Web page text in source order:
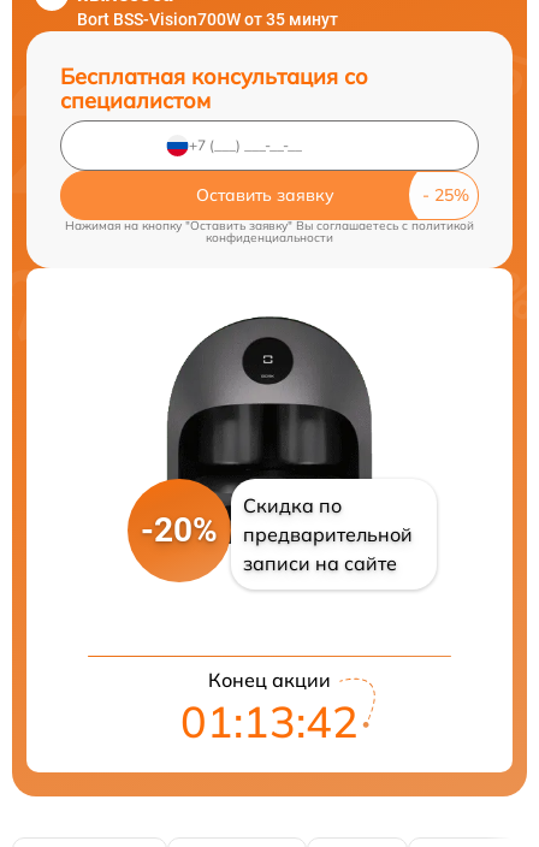
Bort BSS-Vision700W от 35 минут
Бесплатная консультация со
специалистом
Оставить заявку
Нажимая на кнопку "Оставить заявку" Вы соглашаетесь cполитикой
конфиденциальности
-20%
Скидка по
предварительной
записи на сайте
Конец акции
01:13:41